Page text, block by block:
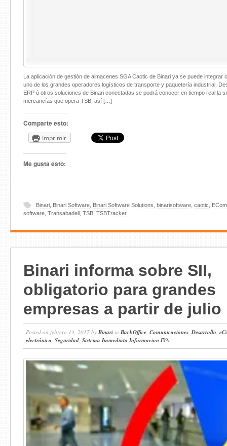
La aplicación de gestión de almacenes SGA Caotic de Binari ya se puede integrar
uno de los grandes operadores logísticos de transporte y paquetería industrial.
ERP ú otros soluciones de Binari conectadas se podrá conocer en tiempo real la
mercancías que opera TSB, así […]
Comparte esto:
Imprimir
Me gusta esto:
Binari Binari Software Binari Software Solutions binarisoftware caotic
software Transabadell TSB TSBTracker
Binari informa sobre SII,
obligatorio para grandes
empresas a partir de julio
Posted on febrero 14, 2017 by Binariin BackOffice, Comunicaciones, Desarrollo
electrónica Seguridad, Sistema Immediato Informacion IVA